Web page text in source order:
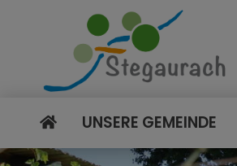
UNSERE GEMEINDE